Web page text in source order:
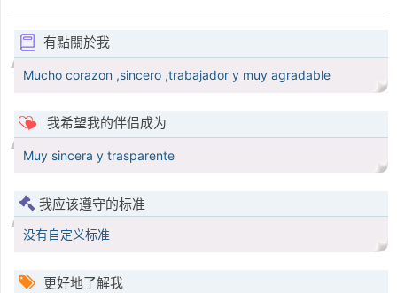
有點關於我
Mucho corazon ,sincero ,trabajador y muy agradable
我希望我的伴侣成为
Muy sincera y trasparente
我应该遵守的标准
没有自定义标准
更好地了解我